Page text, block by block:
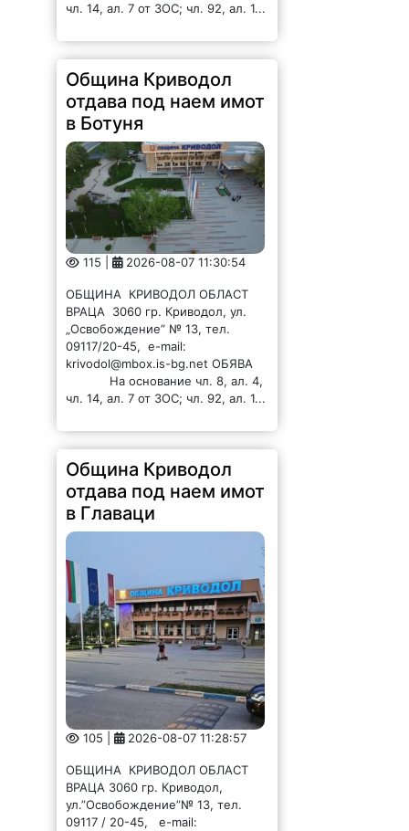
чл. 14, ал. 7 от ЗОС; чл. 92, ал. 1...
Община Криводол
отдава под наем имот
в Ботуня
115 | 2026-08-07 11:30:54
ОБЩИНА КРИВОДОЛ ОБЛАСТ
ВРАЦА 3060 гр. Криводол, ул.
„Освобождение” № 13, тел.
09117/20-45, e-mail:
krivodol@mbox.is-bg.net ОБЯВА
На основание чл. 8, ал. 4,
чл. 14, ал. 7 от ЗОС; чл. 92, ал. 1...
Община Криводол
отдава под наем имот
в Главаци
105 | 2026-08-07 11:28:57
ОБЩИНА КРИВОДОЛ ОБЛАСТ
ВРАЦА 3060 гр. Криводол,
ул.”Освобождение”№ 13, тел.
09117 / 20-45, e-mail: